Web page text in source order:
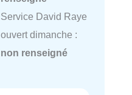
Service David Raye
ouvert dimanche :
non renseigné